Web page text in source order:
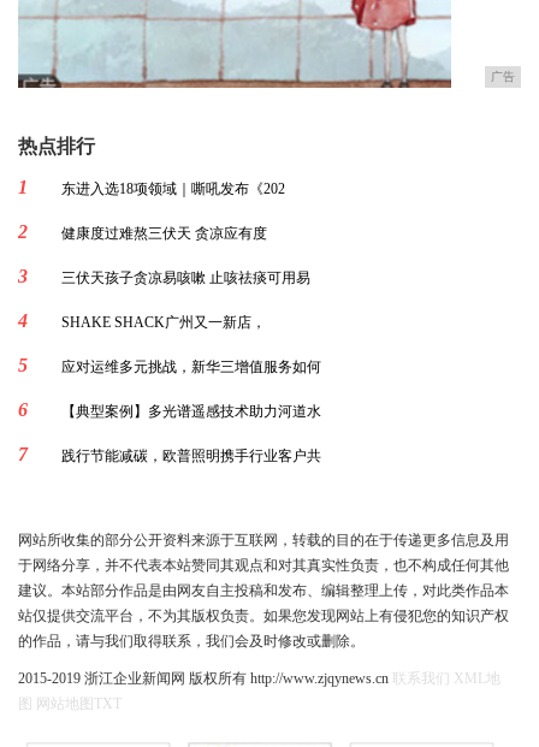
广告
热点排行
1
东进入选18项领域｜嘶吼发布《202
2 健康度过难熬三伏天 贪凉应有度
3 三伏天孩子贪凉易咳嗽 止咳祛痰可用易
4 SHAKE SHACK广州又一新店，
5 应对运维多元挑战，新华三增值服务如何
6 【典型案例】多光谱遥感技术助力河道水
7 践行节能减碳，欧普照明携手行业客户共
网站所收集的部分公开资料来源于互联网，转载的目的在于传递更多信息及用
于网络分享，并不代表本站赞同其观点和对其真实性负责，也不构成任何其他
建议。本站部分作品是由网友自主投稿和发布、编辑整理上传，对此类作品本
站仅提供交流平台，不为其版权负责。如果您发现网站上有侵犯您的知识产权
的作品，请与我们取得联系，我们会及时修改或删除。
2015-2019 浙江企业新闻网 版权所有 http://www.zjqynews.cn 联系我们
XML地
图
网站地图 TXT